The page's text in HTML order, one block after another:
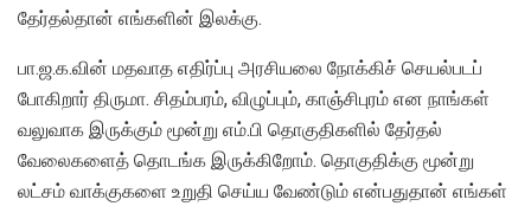
தேர்தல்தான் எங்களின் இலக்கு.
பா.ஜ.க.வின் மதவாத எதிர்ப்பு அரசியலை நோக்கிச் செயல்படப்
போகிறார் திருமா. சிதம்பரம், விழுப்பும், காஞ்சிபுரம் என நாங்கள்
வலுவாக இருக்கும் மூன்று எம்.பி தொகுதிகளில் தேர்தல்
வேலைகளைத் தொடங்க இருக்கிறோம். தொகுதிக்கு மூன்று
லட்சம் வாக்குகளை உறுதி செய்ய வேண்டும் என்பதுதான் எங்கள்